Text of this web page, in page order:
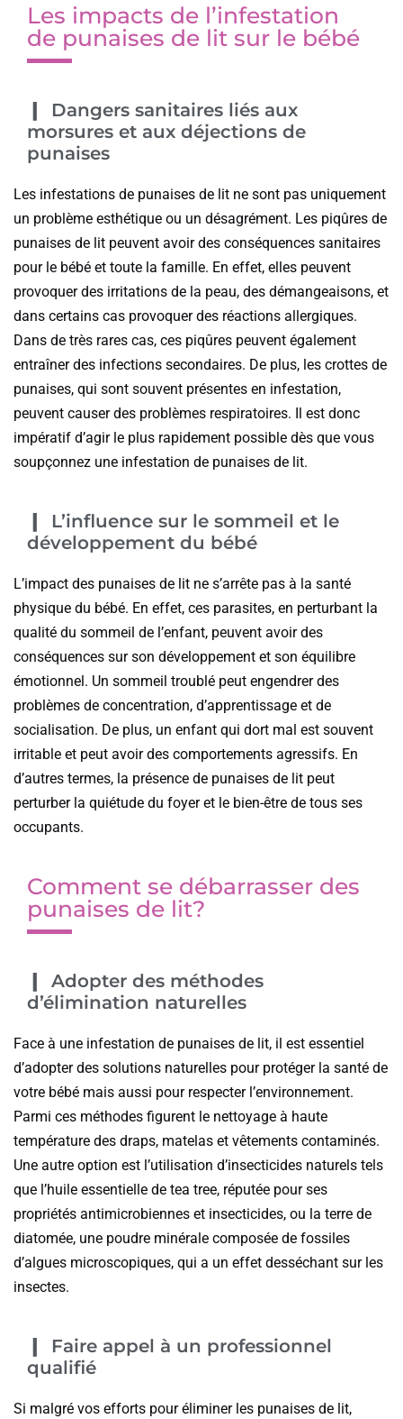
Les impacts de l’infestation
de punaises de lit sur le bébé
Dangers sanitaires liés aux
morsures et aux déjections de
punaises
Les infestations de punaises de lit ne sont pas uniquement
un problème esthétique ou un désagrément. Les piqûres de
punaises de lit peuvent avoir des conséquences sanitaires
pour le bébé et toute la famille. En effet, elles peuvent
provoquer des irritations de la peau, des démangeaisons, et
dans certains cas provoquer des réactions allergiques.
Dans de très rares cas, ces piqûres peuvent également
entraîner des infections secondaires. De plus, les crottes de
punaises, qui sont souvent présentes en infestation,
peuvent causer des problèmes respiratoires. Il est donc
impératif d’agir le plus rapidement possible dès que vous
soupçonnez une infestation de punaises de lit.
L’influence sur le sommeil et le
développement du bébé
L’impact des punaises de lit ne s’arrête pas à la santé
physique du bébé. En effet, ces parasites, en perturbant la
qualité du sommeil de l’enfant, peuvent avoir des
conséquences sur son développement et son équilibre
émotionnel. Un sommeil troublé peut engendrer des
problèmes de concentration, d’apprentissage et de
socialisation. De plus, un enfant qui dort mal est souvent
irritable et peut avoir des comportements agressifs. En
d’autres termes, la présence de punaises de lit peut
perturber la quiétude du foyer et le bien-être de tous ses
occupants.
Comment se débarrasser des
punaises de lit?
Adopter des méthodes
d’élimination naturelles
Face à une infestation de punaises de lit, il est essentiel
d’adopter des solutions naturelles pour protéger la santé de
votre bébé mais aussi pour respecter l’environnement.
Parmi ces méthodes figurent le nettoyage à haute
température des draps, matelas et vêtements contaminés.
Une autre option est l’utilisation d’insecticides naturels tels
que l’huile essentielle de tea tree, réputée pour ses
propriétés antimicrobiennes et insecticides, ou la terre de
diatomée, une poudre minérale composée de fossiles
d’algues microscopiques, qui a un effet desséchant sur les
insectes.
Faire appel à un professionnel
qualifié
Si malgré vos efforts pour éliminer les punaises de lit,